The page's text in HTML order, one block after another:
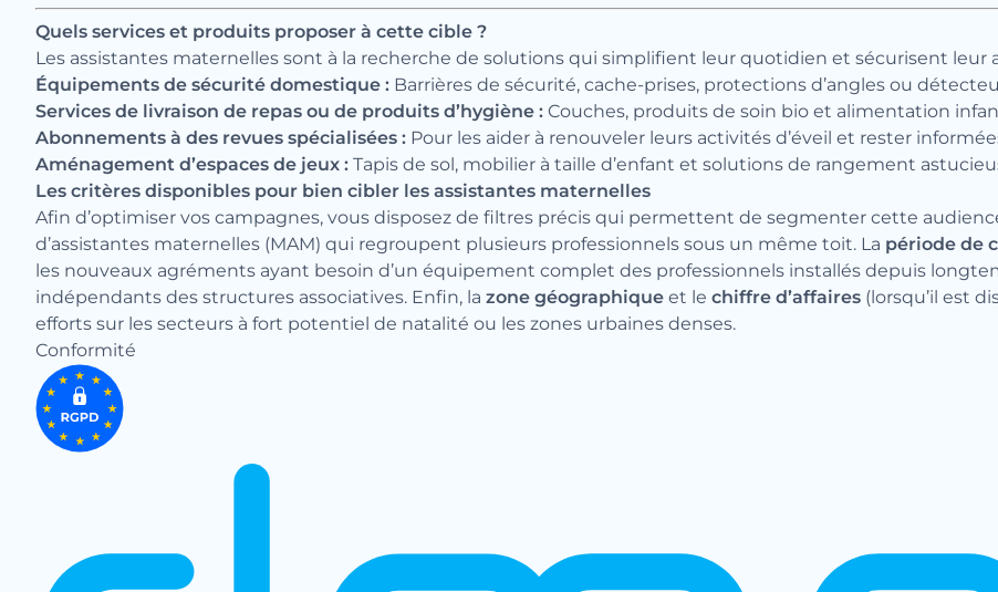
Quels services et produits proposer à cette cible ?
Les assistantes maternelles sont à la recherche de solutions qui simplifient leur quotidien et sécurisent leur
Équipements de sécurité domestique : Barrières de sécurité, cache-prises, protections d’angles ou
Services de livraison de repas ou de produits d’hygiène : Couches, produits de soin bio et alimentation
Abonnements à des revues spécialisées : Pour les aider à renouveler leurs activités d’éveil et rester
Aménagement d’espaces de jeux : Tapis de sol, mobilier à taille d’enfant et solutions de rangement
Les critères disponibles pour bien cibler les assistantes maternelles
Afin d’optimiser vos campagnes, vous disposez de filtres précis qui permettent de segmenter cette
d’assistantes maternelles (MAM) qui regroupent plusieurs professionnels sous un même toit. La période de
les nouveaux agréments ayant besoin d’un équipement complet des professionnels installés depuis
indépendants des structures associatives. Enfin, la zone géographique et le chiffre d’affaires (lorsqu’il est
efforts sur les secteurs à fort potentiel de natalité ou les zones urbaines denses.
Conformité